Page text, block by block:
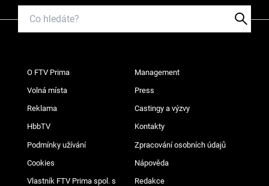
O FTV Prima Management
Volná místa Press
Reklama Castingy a výzvy
HbbTV Kontakty
Podmínky užívání Zpracování osobních údajů
Cookies Nápověda
Vlastník FTV Prima spol. s Redakce